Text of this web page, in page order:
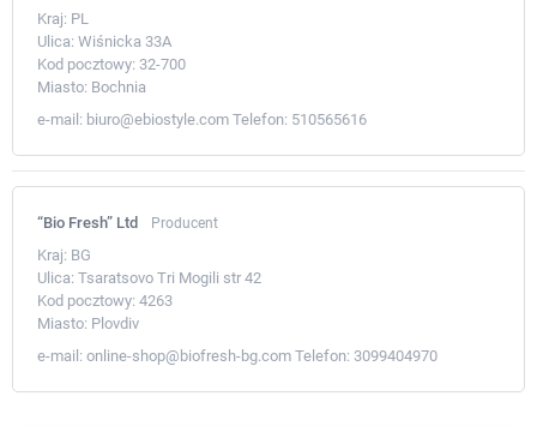
Kraj: PL
Ulica: Wiśnicka 33A
Kod pocztowy: 32-700
Miasto: Bochnia
e-mail: biuro@ebiostyle.com Telefon: 510565616
“Bio Fresh” Ltd Producent
Kraj: BG
Ulica: Tsaratsovo Tri Mogili str 42
Kod pocztowy: 4263
Miasto: Plovdiv
e-mail: online-shop@biofresh-bg.com Telefon: 3099404970